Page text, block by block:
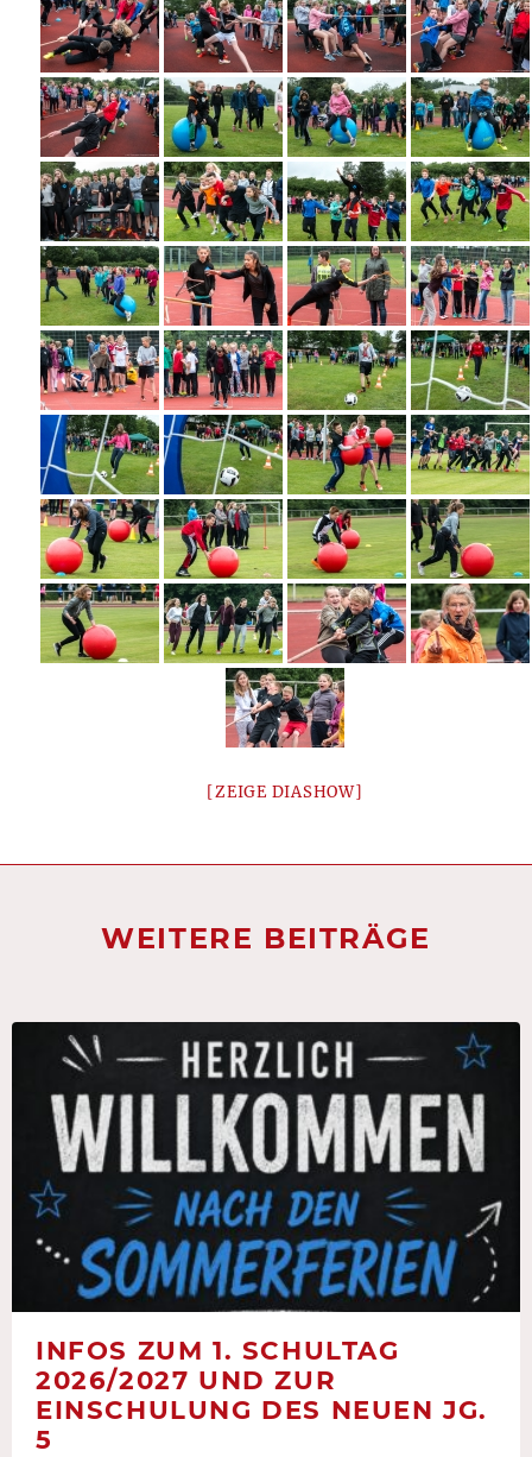
[ZEIGE DIASHOW]
WEITERE BEITRÄGE
INFOS ZUM 1. SCHULTAG
2026/2027 UND ZUR
EINSCHULUNG DES NEUEN JG.
5